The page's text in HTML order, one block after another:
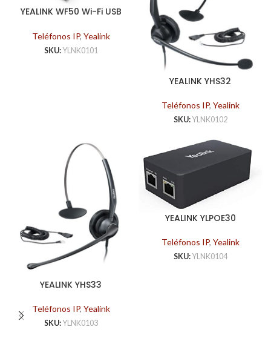
YEALINK WF50 Wi-Fi USB
Teléfonos IP, Yealink
SKU: YLNK0101
YEALINK YHS32
Teléfonos IP, Yealink
SKU: YLNK0102
YEALINK YHS33
Teléfonos IP, Yealink
SKU: YLNK0103
YEALINK YLPOE30
Teléfonos IP, Yealink
SKU: YLNK0104